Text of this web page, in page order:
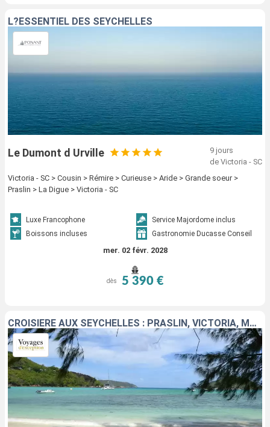
général au départ de Mahé.
L?ESSENTIEL DES SEYCHELLES
Le Dumont d Urville
9 jours
de Victoria - SC
Victoria - SC > Cousin > Rémire > Curieuse > Aride > Grande soeur >
Praslin > La Digue > Victoria - SC
Luxe Francophone
Service Majordome inclus
Boissons incluses
Gastronomie Ducasse Conseil
mer. 02 févr. 2028
dès 5 390 €
CROISIÈRE AUX SEYCHELLES : PRASLIN, VICTORIA, MAHÉ